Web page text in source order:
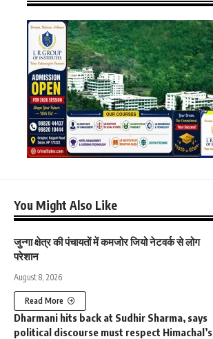
You Might Also Like
जुन्गा क्षेत्र की पंचायतों में कमजोर जियो नेटवर्क से लोग
परेशान
August 8, 2026
Read More
Dharmani hits back at Sudhir Sharma, says
political discourse must respect Himachal’s